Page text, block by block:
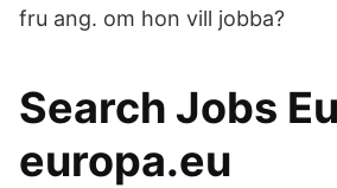
fru ang. om hon vill jobba?
Search Jobs
europa.eu